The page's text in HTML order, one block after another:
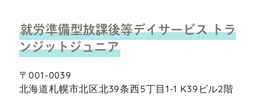
就労準備型放課後等デイサービストラ
ンジットジュニア
〒001-0039
北海道札幌市北区北39条西5丁目1-1 K39ビル2階